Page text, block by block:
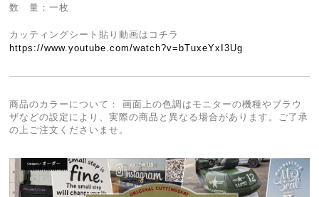
数 量：一枚
カッティングシート貼り動画はコチラ
https://www.youtube.com/watch?v=bTuxeYxI3Ug
商品のカラーについて： 画面上の色調はモニターの機種やブラウ
ザなどの設定により、実際の商品と異なる場合があります。ご了承
の上ご注文くださいませ。